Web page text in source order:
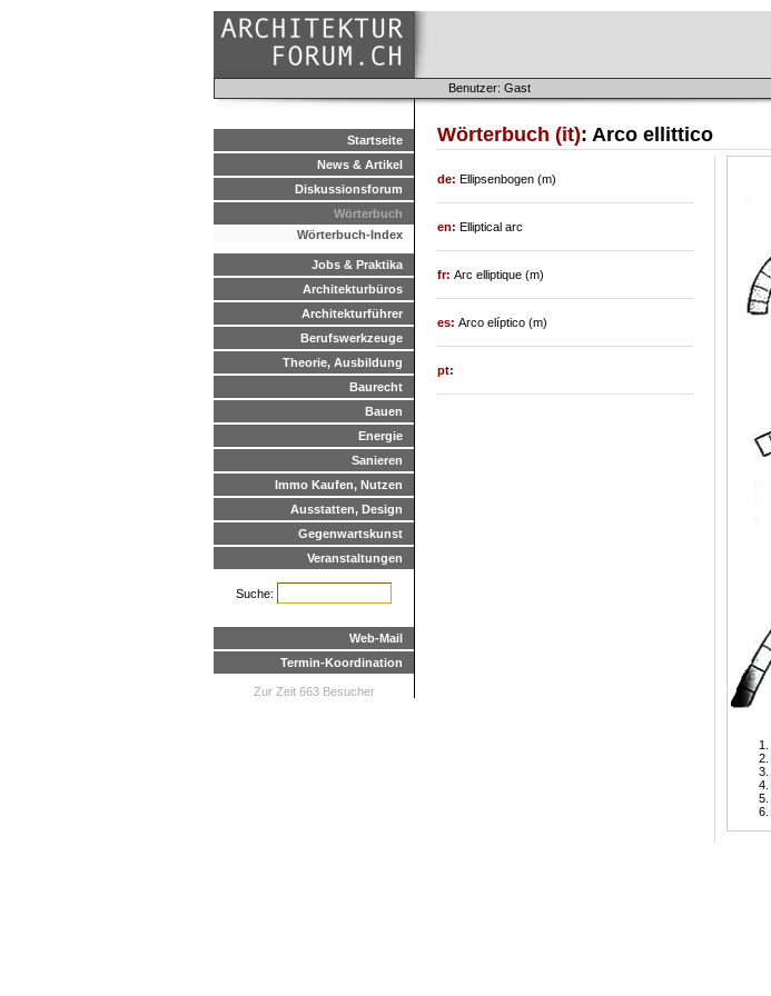
Benutzer: Gast
Startseite
News & Artikel
Diskussionsforum
Wörterbuch
Wörterbuch-Index
Jobs & Praktika
Architekturbüros
Architekturführer
Berufswerkzeuge
Theorie, Ausbildung
Baurecht
Bauen
Energie
Sanieren
Immo Kaufen, Nutzen
Ausstatten, Design
Gegenwartskunst
Veranstaltungen
Suche:
Web-Mail
Termin-Koordination
Zur Zeit 663 Besucher
Wörterbuch (it): Arco ellittico
de: Ellipsenbogen (m)
en: Elliptical arc
fr: Arc elliptique (m)
es: Arco elíptico (m)
pt: